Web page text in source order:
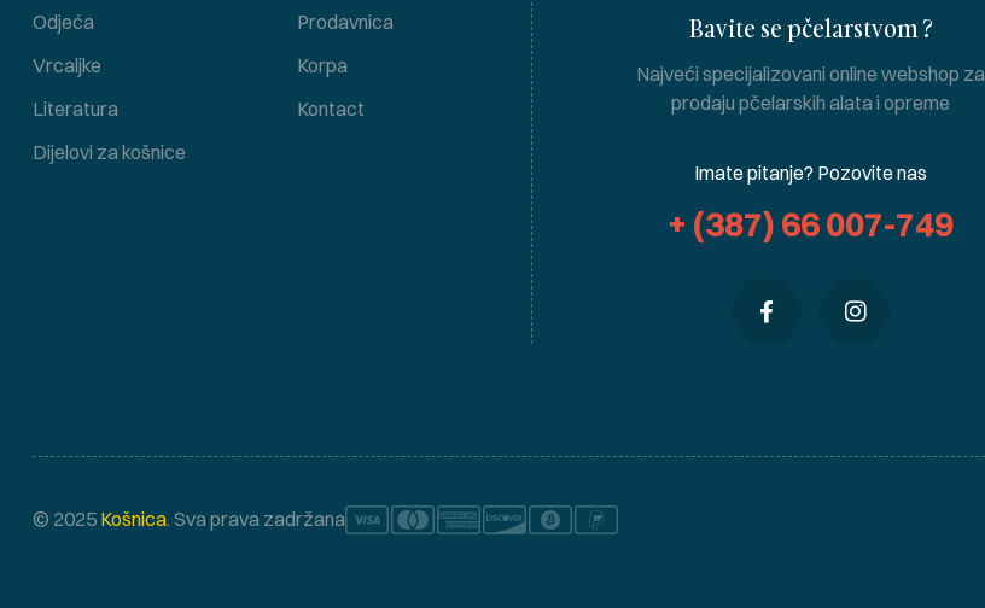
Odjeća
Vrcaljke
Literatura
Dijelovi za košnice
Prodavnica
Korpa
Kontact
Bavite se pčelarstvom ?
Najveći specijalizovani online webshop za
prodaju pčelarskih alata i opreme
Imate pitanje? Pozovite nas
+ (387) 66 007-749
© 2025 Košnica. Sva prava zadržana